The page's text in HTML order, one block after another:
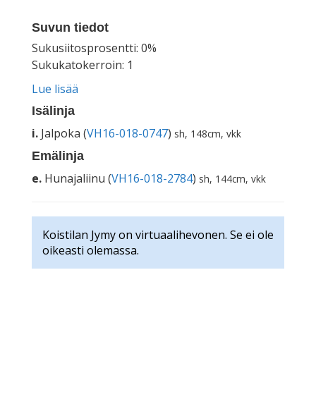
Suvun tiedot
Sukusiitosprosentti: 0%
Sukukatokerroin: 1
Lue lisää
Isälinja
i. Jalpoka (VH16-018-0747) sh, 148cm, vkk
Emälinja
e. Hunajaliinu (VH16-018-2784) sh, 144cm, vkk
Koistilan Jymy on virtuaalihevonen. Se ei ole
oikeasti olemassa.